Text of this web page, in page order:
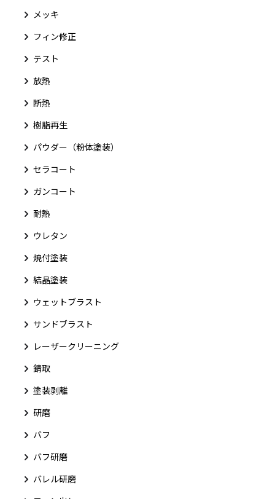
メッキ
フィン修正
テスト
放熱
断熱
樹脂再生
パウダー（粉体塗装）
セラコート
ガンコート
耐熱
ウレタン
焼付塗装
結晶塗装
ウェットブラスト
サンドブラスト
レーザークリーニング
錆取
塗装剥離
研磨
バフ
バフ研磨
バレル研磨